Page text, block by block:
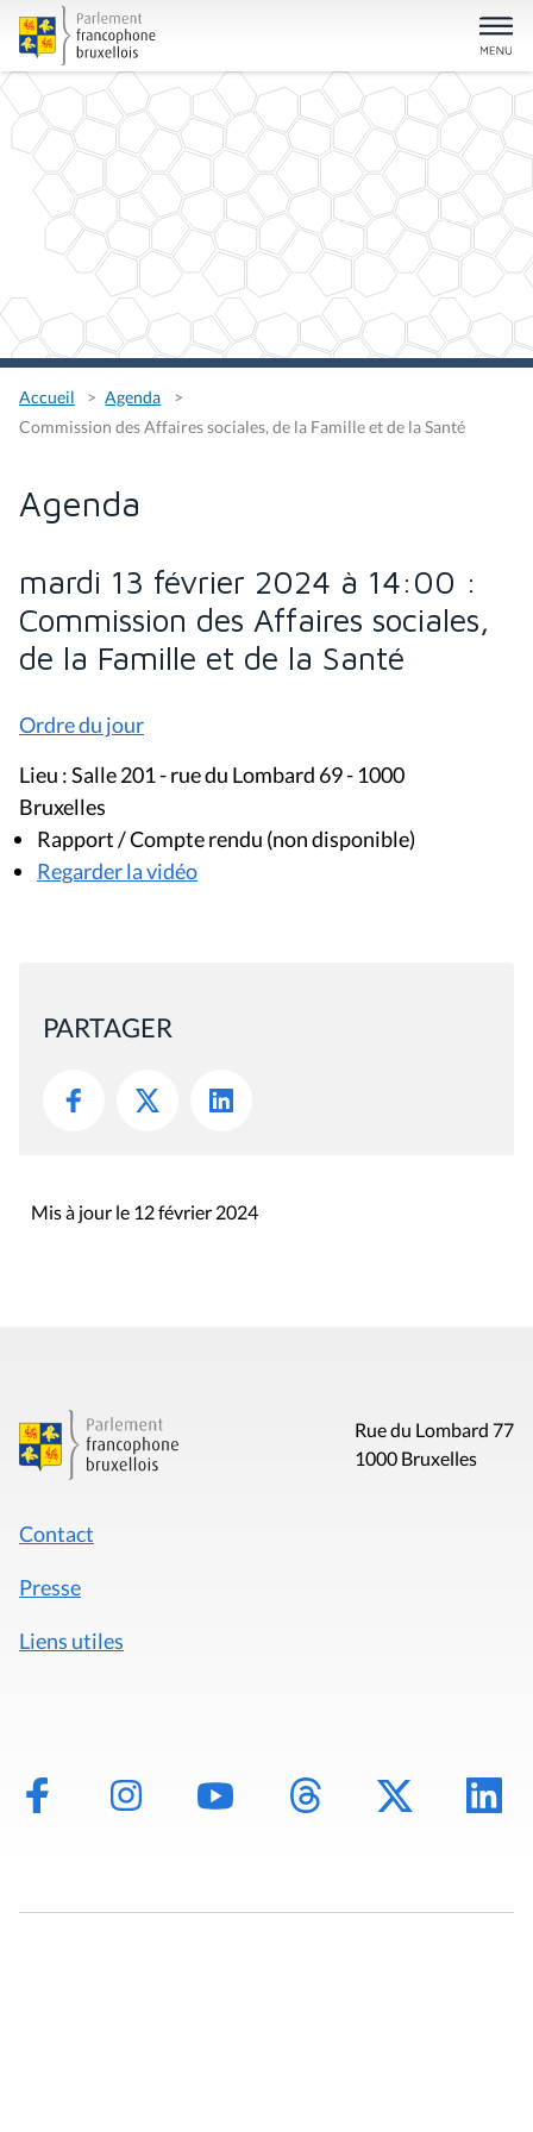
Accueil
Agenda
Commission des Affaires sociales, de la Famille et de la Santé
Agenda
mardi 13 février 2024 à 14:00 :
Commission des Affaires sociales,
de la Famille et de la Santé
Ordre du jour
Lieu : Salle 201 - rue du Lombard 69 - 1000
Bruxelles
Rapport / Compte rendu (non disponible)
Regarder la vidéo
PARTAGER
Mis à jour le 12 février 2024
Rue du Lombard 77
1000 Bruxelles
Contact
Presse
Liens utiles